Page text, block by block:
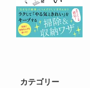
カテゴリー